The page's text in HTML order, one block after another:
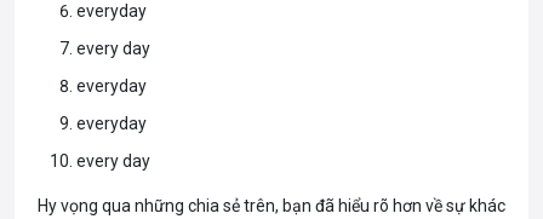
everyday
every day
everyday
everyday
every day
Hy vọng qua những chia sẻ trên, bạn đã hiểu rõ hơn về sự khác